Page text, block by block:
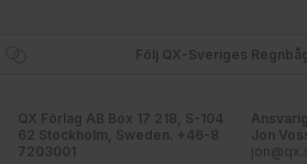
Följ QX-Sveriges
QX Förlag AB Box 17 218, S-104
62 Stockholm, Sweden. +46-8
7203001
Jon